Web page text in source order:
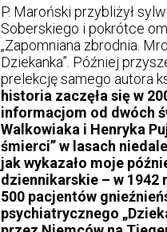
P. Maroński przybliżył
Soberskiego i pokrótce
„Zapomniana zbrodnia.
Dziekanka”. Później
prelekcję samego autora
historia zaczęła się w
informacjom od dwóch
Walkowiaka i Henryka
śmierci” w lasach
jak wykazało moje
dziennikarskie – w 1942
500 pacjentów
psychiatrycznego